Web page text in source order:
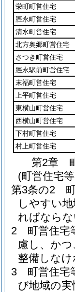
栄町町営住宅
脛永町営住宅
清水町営住宅
北方奥郷町営住宅
さつき町営住宅
脛永駅前町営住宅
末福町営住宅
上平町営住宅
東横山町営住宅
西横山町営住宅
下村町営住宅
村上町営住宅
第2章
(町営住宅
第3条の2
しやすい
ればなら
2
町営住宅
慮し、か
整備しな
3
町営住宅
び地域の